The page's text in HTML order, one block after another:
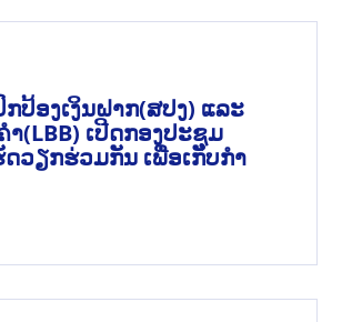
ປ້ອງເງິນຝາກ(ສປງ) ແລະ
(LBB) ເປີດກອງປະຊຸມ
ດວຽກຮ່ວມກັນ ເພື່ອເກັບກຳ